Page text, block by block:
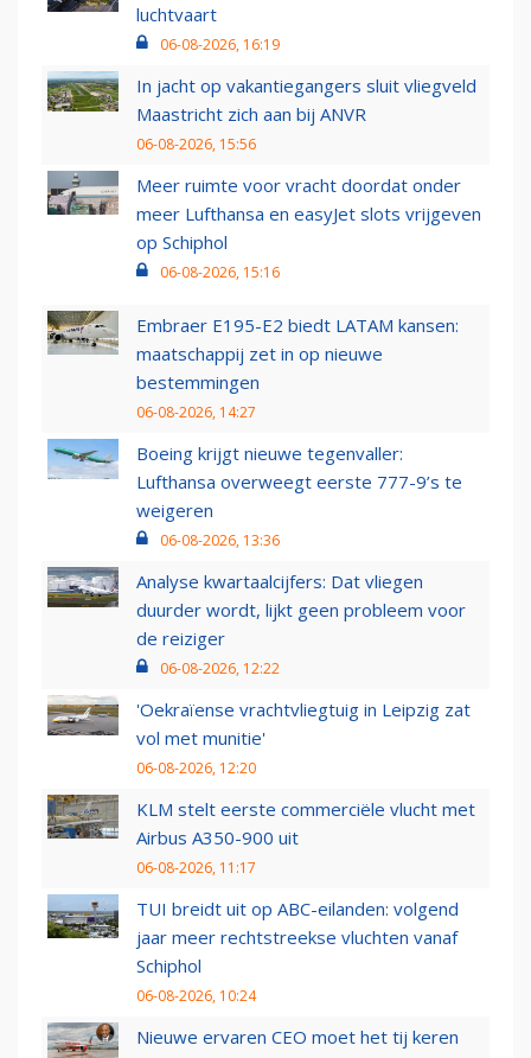
luchtvaart
06-08-2026, 16:19
In jacht op vakantiegangers sluit vliegveld
Maastricht zich aan bij ANVR
06-08-2026, 15:56
Meer ruimte voor vracht doordat onder
meer Lufthansa en easyJet slots vrijgeven
op Schiphol
06-08-2026, 15:16
Embraer E195-E2 biedt LATAM kansen:
maatschappij zet in op nieuwe
bestemmingen
06-08-2026, 14:27
Boeing krijgt nieuwe tegenvaller:
Lufthansa overweegt eerste 777-9’s te
weigeren
06-08-2026, 13:36
Analyse kwartaalcijfers: Dat vliegen
duurder wordt, lijkt geen probleem voor
de reiziger
06-08-2026, 12:22
'Oekraïense vrachtvliegtuig in Leipzig zat
vol met munitie'
06-08-2026, 12:20
KLM stelt eerste commerciële vlucht met
Airbus A350-900 uit
06-08-2026, 11:17
TUI breidt uit op ABC-eilanden: volgend
jaar meer rechtstreekse vluchten vanaf
Schiphol
06-08-2026, 10:24
Nieuwe ervaren CEO moet het tij keren